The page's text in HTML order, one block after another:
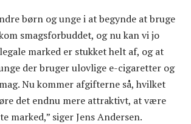
børn og unge i at begynde at bruge
smagsforbuddet, og nu kan vi jo
marked er stukket helt af, og at
der bruger ulovlige e-cigaretter og
Nu kommer afgifterne så, hvilket
det endnu mere attraktivt, at være
marked,” siger Jens Andersen.